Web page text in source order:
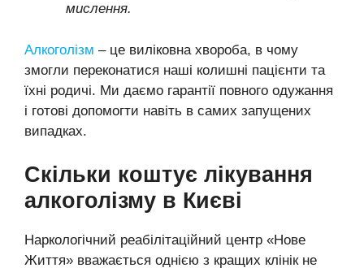
мислення.
Алкоголізм – це виліковна хвороба, в чому
змогли переконатися наші колишні пацієнти та
їхні родичі. Ми даємо гарантії повного одужання
і готові допомогти навіть в самих запущених
випадках.
Скільки коштує лікування
алкоголізму в Києві
Наркологічний реабілітаційний центр «Нове
Життя» вважається однією з кращих клінік не